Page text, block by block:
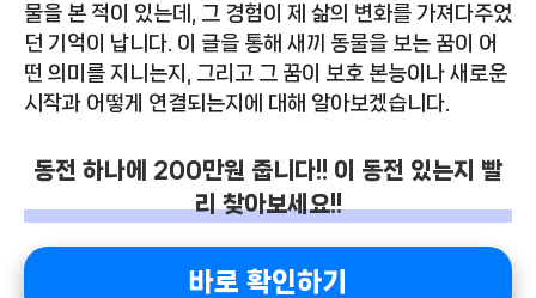
물을 본 적이 있는데, 그 경험이 제 삶의 변화를 가져다주었
던 기억이 납니다. 이 글을 통해 새끼 동물을 보는 꿈이 어
떤 의미를 지니는지, 그리고 그 꿈이 보호 본능이나 새로운
시작과 어떻게 연결되는지에 대해 알아보겠습니다.
동전 하나에 200만원 줍니다!! 이 동전 있는지 빨
리 찾아보세요!!
바로 확인하기